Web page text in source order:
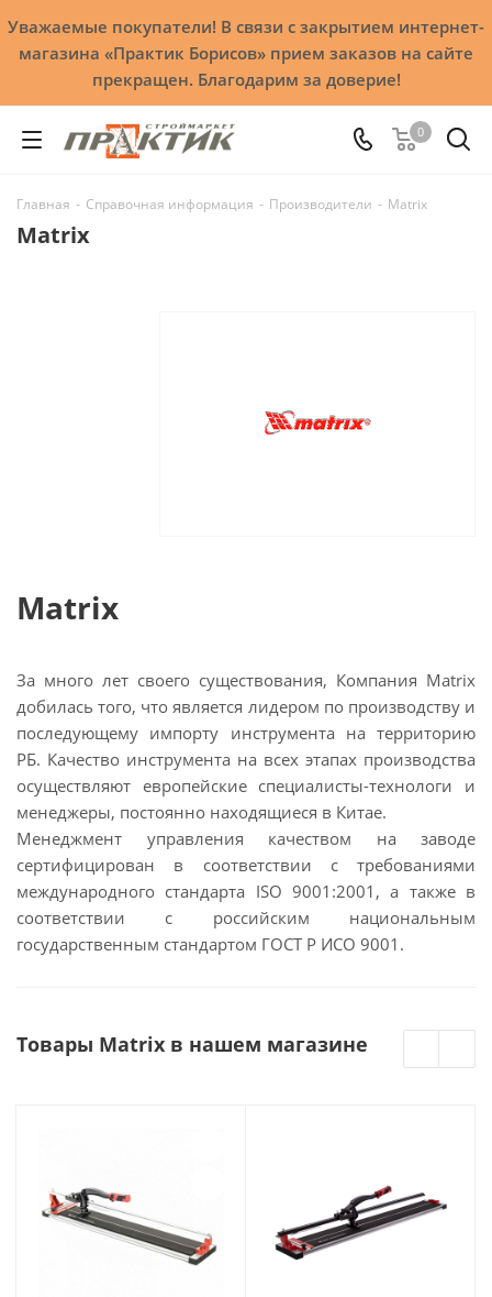
Уважаемые покупатели! В связи с закрытием интернет-
магазина «Практик Борисов» прием заказов на сайте
прекращен. Благодарим за доверие!
0
Главная - Справочная информация - Производители - Matrix
Matrix
Matrix
За много лет своего существования, Компания Matrix
добилась того, что является лидером по производству и
последующему импорту инструмента на территорию
РБ. Качество инструмента на всех этапах производства
осуществляют европейские специалисты-технологи и
менеджеры, постоянно находящиеся в Китае.
Менеджмент управления качеством на заводе
сертифицирован в соответствии с требованиями
международного стандарта ISO 9001:2001, а также в
соответствии с российским национальным
государственным стандартом ГОСТ Р ИСО 9001.
Товары Matrix в нашем магазине